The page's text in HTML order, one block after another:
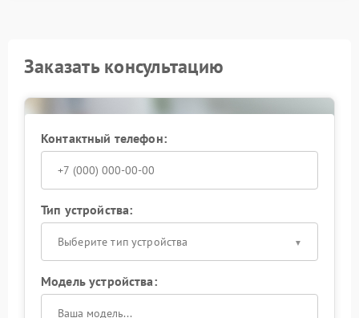
Заказать консультацию
Контактный телефон:
Тип устройства:
Выберите тип устройства
Модель устройства: